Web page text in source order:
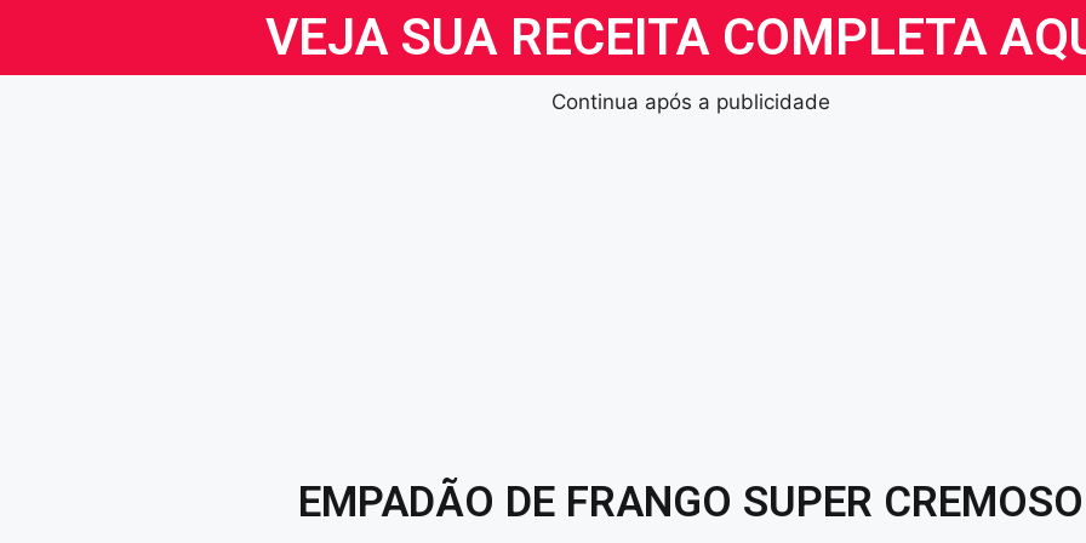
VEJA SUA RECEITA COMPLETA
Continua após a publicidade
EMPADÃO DE FRANGO SUPER CREMOSO